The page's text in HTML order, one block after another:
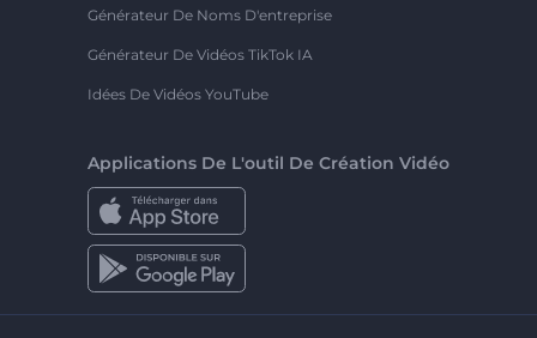
Générateur De Noms D'entreprise
Générateur De Vidéos TikTok IA
Idées De Vidéos YouTube
Applications De L'outil De Création Vidéo